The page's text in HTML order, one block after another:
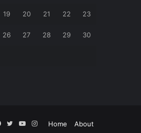
19 20 21 22 23
26 27 28 29 30
Home About
Facebook
TwitterYouTube
Instagram